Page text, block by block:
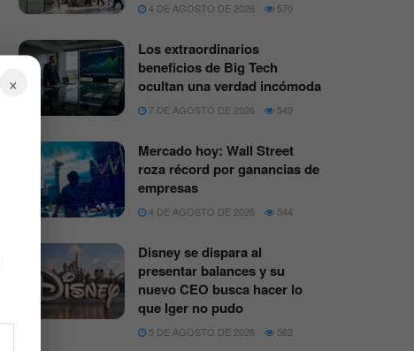
4 DE AGOSTO DE 2026 570
Los extraordinarios
beneficios de Big Tech
ocultan una verdad incómoda
7 DE AGOSTO DE 2026 549
Mercado hoy: Wall Street
roza récord por ganancias de
empresas
4 DE AGOSTO DE 2026 544
Disney se dispara al
presentar balances y su
nuevo CEO busca hacer lo
que Iger no pudo
5 DE AGOSTO DE 2026 562
×